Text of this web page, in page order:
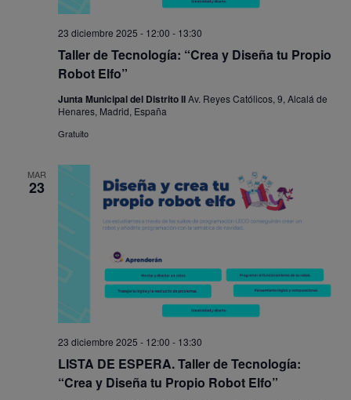
Taller de Tecnología: “Crea y Diseña tu Propio
Robot Elfo”
23 diciembre 2025 - 12:00 - 13:30
Junta Municipal del Distrito IIAv. Reyes Católicos, 9, Alcalá de
Henares, Madrid, España
Gratuito
MAR
23
LISTA DE ESPERA. Taller de Tecnología:
“Crea y Diseña tu Propio Robot Elfo”
23 diciembre 2025 - 12:00 - 13:30